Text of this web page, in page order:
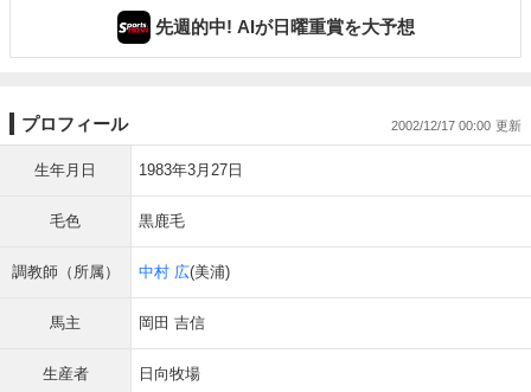
先週的中! AIが日曜重賞を大予想
プロフィール 2002/12/17 00:00
生年月日 1983年3月27日
毛色 黒鹿毛
調教師（所属） 中村 広(美浦)
馬主 岡田 吉信
生産者 日向牧場